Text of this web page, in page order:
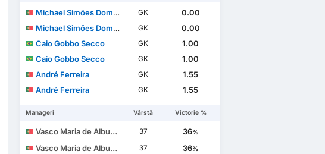
Michael Simões Domingues GK
0.00
Michael Simões Domingues
GK
0.00
Caio Gobbo Secco
GK
1.00
Caio Gobbo Secco
GK
1.00
André Ferreira
GK
1.55
André Ferreira
GK 1.55
Manageri Vârstă Victorie %
Vasco Maria de Albuquerque Botelho da Costa 37 36%
Vasco Maria de Albuquerque Botelho da Costa 37 36%